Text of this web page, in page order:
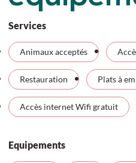
Services
Animaux acceptés
Restauration Plats à
Accès internet Wifi gratuit
Equipements